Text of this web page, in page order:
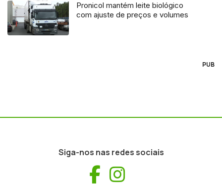
Pronicol mantém leite biológico
com ajuste de preços e volumes
PUB
Siga-nos nas redes sociais
Facebook